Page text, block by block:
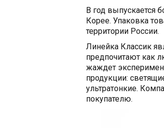
В год выпускается
Корее. Упаковка
территории России.
Линейка Классик
предпочитают как
жаждет
продукции:
ультратонкие.
покупателю.